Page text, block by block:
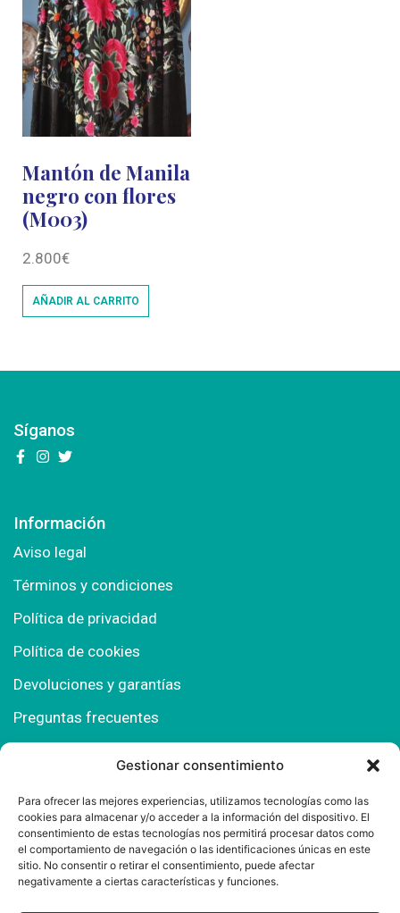
Gestionar consentimiento
Para ofrecer las mejores experiencias, utilizamos tecnologías como las
cookies para almacenar y/o acceder a la información del dispositivo. El
consentimiento de estas tecnologías nos permitirá procesar datos como
el comportamiento de navegación o las identificaciones únicas en este
sitio. No consentir o retirar el consentimiento, puede afectar
negativamente a ciertas características y funciones.
Mantón de Manila
negro con flores
(M003)
2.800€
AÑADIR AL CARRITO
Síganos
Información
Aviso legal
Términos y condiciones
Política de privacidad
Política de cookies
Devoluciones y garantías
Preguntas frecuentes
Polígono Comercial Urbisur (Cita previa) 11130
Chiclana de la Fra. (Cádiz)
667 457 908